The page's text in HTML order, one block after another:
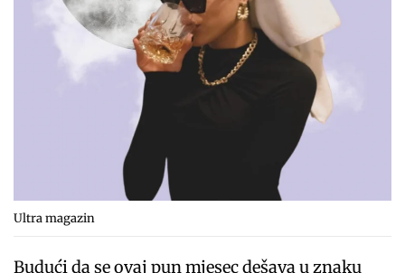
Ultra magazin
Budući da se ovaj pun mjesec dešava u znaku